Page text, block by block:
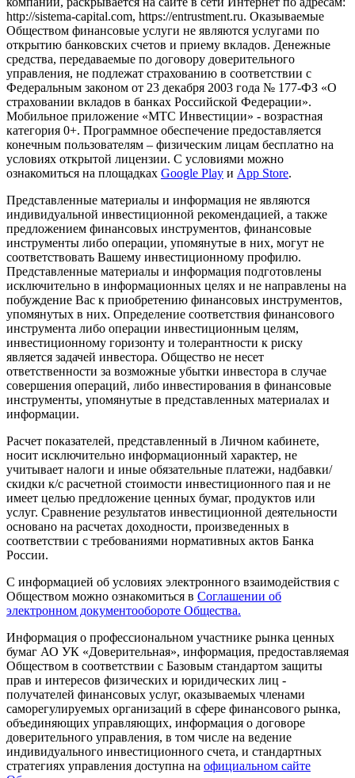
http://sistema-capital.com, https://entrustment.ru. Оказываемые
Обществом финансовые услуги не являются услугами по
открытию банковских счетов и приему вкладов. Денежные
средства, передаваемые по договору доверительного
управления, не подлежат страхованию в соответствии с
Федеральным законом от 23 декабря 2003 года № 177-ФЗ «О
страховании вкладов в банках Российской Федерации».
Мобильное приложение «МТС Инвестиции» - возрастная
категория 0+. Программное обеспечение предоставляется
конечным пользователям – физическим лицам бесплатно на
условиях открытой лицензии. С условиями можно
ознакомиться на площадках Google Play и App Store.
Представленные материалы и информация не являются
индивидуальной инвестиционной рекомендацией, а также
предложением финансовых инструментов, финансовые
инструменты либо операции, упомянутые в них, могут не
соответствовать Вашему инвестиционному профилю.
Представленные материалы и информация подготовлены
исключительно в информационных целях и не направлены на
побуждение Вас к приобретению финансовых инструментов,
упомянутых в них. Определение соответствия финансового
инструмента либо операции инвестиционным целям,
инвестиционному горизонту и толерантности к риску
является задачей инвестора. Общество не несет
ответственности за возможные убытки инвестора в случае
совершения операций, либо инвестирования в финансовые
инструменты, упомянутые в представленных материалах и
информации.
Расчет показателей, представленный в Личном кабинете,
носит исключительно информационный характер, не
учитывает налоги и иные обязательные платежи, надбавки/
скидки к/с расчетной стоимости инвестиционного пая и не
имеет целью предложение ценных бумаг, продуктов или
услуг. Сравнение результатов инвестиционной деятельности
основано на расчетах доходности, произведенных в
соответствии с требованиями нормативных актов Банка
России.
С информацией об условиях электронного взаимодействия с
Обществом можно ознакомиться в Соглашении об
электронном документообороте Общества.
Информация о профессиональном участнике рынка ценных
бумаг АО УК «Доверительная», информация, предоставляемая
Обществом в соответствии с Базовым стандартом защиты
прав и интересов физических и юридических лиц -
получателей финансовых услуг, оказываемых членами
саморегулируемых организаций в сфере финансового рынка,
объединяющих управляющих, информация о договоре
доверительного управления, в том числе на ведение
индивидуального инвестиционного счета, и стандартных
стратегиях управления доступна на официальном сайте